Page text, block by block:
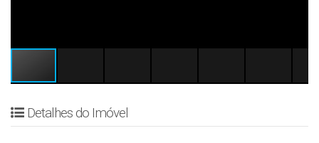
Detalhes do Imóvel